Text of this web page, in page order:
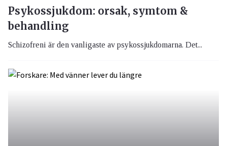
Psykossjukdom: orsak, symtom &
behandling
Schizofreni är den vanligaste av psykossjukdomarna. Det...